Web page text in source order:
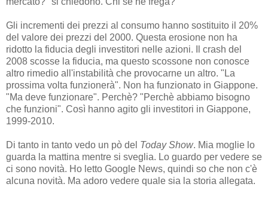
Gli incrementi dei prezzi al consumo hanno sostituito il 20%
del valore dei prezzi del 2000. Questa erosione non ha
ridotto la fiducia degli investitori nelle azioni. Il crash del
2008 scosse la fiducia, ma questo scossone non conosce
altro rimedio all'instabilità che provocarne un altro. "La
prossima volta funzionerà". Non ha funzionato in Giappone.
"Ma deve funzionare". Perchè? "Perchè abbiamo bisogno
che funzioni". Così hanno agito gli investitori in Giappone,
1999-2010.
Di tanto in tanto vedo un pò del Today Show. Mia moglie lo
guarda la mattina mentre si sveglia. Lo guardo per vedere se
ci sono novità. Ho letto Google News, quindi so che non c'è
alcuna novità. Ma adoro vedere quale sia la storia allegata.